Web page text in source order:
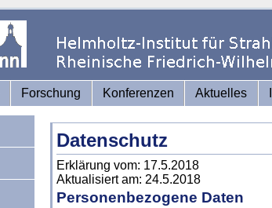
Forschung Konferenzen Aktuelles
Datenschutz
Erklärung vom: 17.5.2018
Aktualisiert am: 24.5.2018
Personenbezogene Daten